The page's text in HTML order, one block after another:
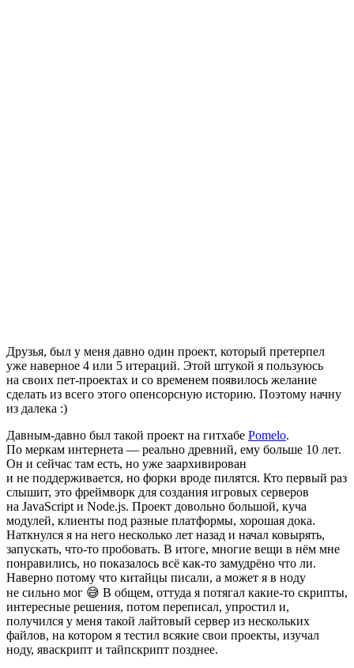
Друзья, был у меня давно один проект, который претерпел
уже наверное 4 или 5 итераций. Этой штукой я пользуюсь
на своих пет-проектах и со временем появилось желание
сделать из всего этого опенсорсную историю. Поэтому начну
из далека :)
Давным-давно был такой проект на гитхабе Pomelo.
По меркам интернета — реально древний, ему больше 10 лет.
Он и сейчас там есть, но уже заархивирован
и не поддерживается, но форки вроде пилятся. Кто первый раз
слышит, это фреймворк для создания игровых серверов
на JavaScript и Node.js. Проект довольно большой, куча
модулей, клиенты под разные платформы, хорошая дока.
Наткнулся я на него несколько лет назад и начал ковырять,
запускать, что-то пробовать. В итоге, многие вещи в нём мне
понравились, но показалось всё как-то замудрёно что ли.
Наверно потому что китайцы писали, а может я в ноду
не сильно мог 😅 В общем, оттуда я потягал какие-то скрипты,
интересные решения, потом переписал, упростил и,
получился у меня такой лайтовый сервер из нескольких
файлов, на котором я тестил всякие свои проекты, изучал
ноду, яваскрипт и тайпскрипт позднее.